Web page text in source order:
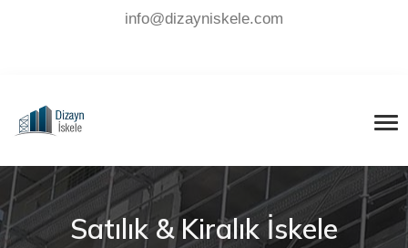
info@dizayniskele.com
Satılık & Kiralık İskele